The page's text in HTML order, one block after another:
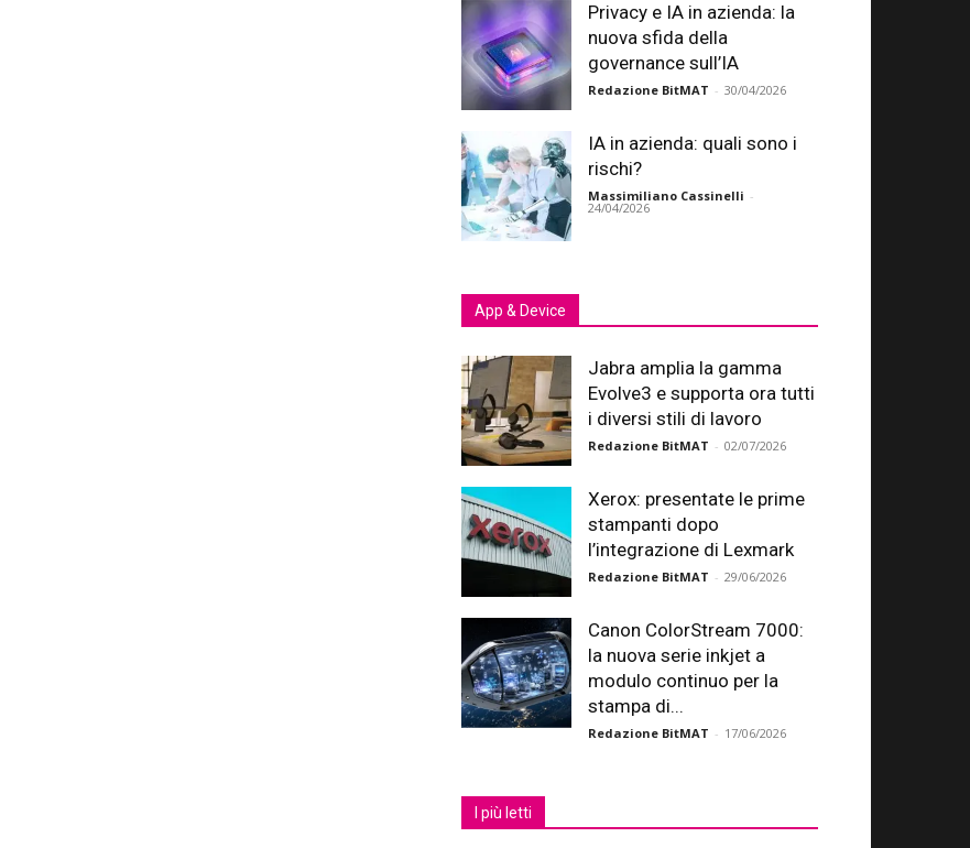
Privacy e IA in azienda: la
nuova sfida della
governance sull’IA
Redazione BitMAT - 30/04/2026
IA in azienda: quali sono i
rischi?
Massimiliano Cassinelli -
24/04/2026
App & Device
Jabra amplia la gamma
Evolve3 e supporta ora tutti
i diversi stili di lavoro
Redazione BitMAT - 02/07/2026
Xerox: presentate le prime
stampanti dopo
l’integrazione di Lexmark
Redazione BitMAT - 29/06/2026
Canon ColorStream 7000:
la nuova serie inkjet a
modulo continuo per la
stampa di...
Redazione BitMAT - 17/06/2026
I più letti